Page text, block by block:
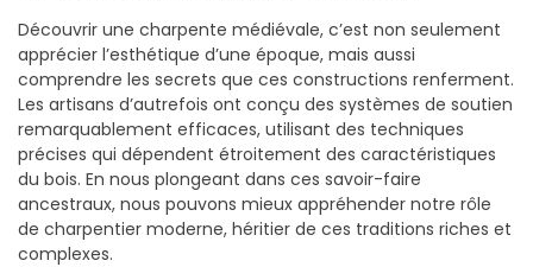
Découvrir une charpente médiévale, c’est non seulement
apprécier l’esthétique d’une époque, mais aussi
comprendre les secrets que ces constructions renferment.
Les artisans d’autrefois ont conçu des systèmes de soutien
remarquablement efficaces, utilisant des techniques
précises qui dépendent étroitement des caractéristiques
du bois. En nous plongeant dans ces savoir-faire
ancestraux, nous pouvons mieux appréhender notre rôle
de charpentier moderne, héritier de ces traditions riches et
complexes.